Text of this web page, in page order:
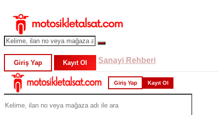
Giriş Yap Kayıt Ol Sanayi Rehberi
Giriş Yap Kayıt Ol